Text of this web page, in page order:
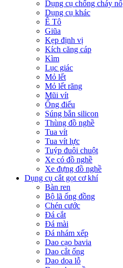
Dụng cụ chống cháy nổ
Dụng cụ khác
Ê Tô
Giũa
Kẹp định vị
Kích căng cáp
Kìm
Lục giác
Mỏ lết
Mỏ lết răng
Mũi vít
Ống điếu
Súng bắn silicon
Thùng đồ nghề
Tua vít
Tua vít lực
Tuýp đuôi chuột
Xe có đồ nghề
Xe đựng đồ nghề
Dụng cụ cắt gọt cơ khí
Bàn ren
Bộ lã ống đồng
Chén cước
Đá cắt
Đá mài
Đá nhám xếp
Dao cạo bavia
Dao cắt ống
Dao doa lỗ